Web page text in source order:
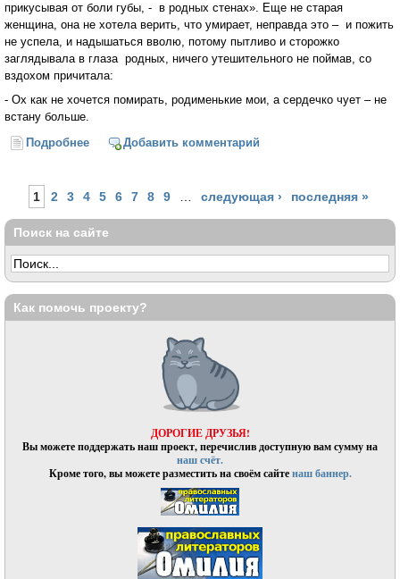
прикусывая от боли губы, - в родных стенах». Еще не старая
женщина, она не хотела верить, что умирает, неправда это – и пожить
не успела, и надышаться вволю, потому пытливо и сторожко
заглядывала в глаза родных, ничего утешительного не поймав, со
вздохом причитала:
- Ох как не хочется помирать, родименькие мои, а сердечко чует – не
встану больше.
Подробнее о Женитьба
Добавить комментарий
Страницы
1 2 3 4 5 6 7 8 9 следующая › последняя »
Поиск на сайте
Как помочь проекту?
ДОРОГИЕ ДРУЗЬЯ!
Вы можете поддержать наш проект, перечислив доступную вам сумму на
наш счёт.
Кроме того, вы можете разместить на своём сайтенаш баннер.